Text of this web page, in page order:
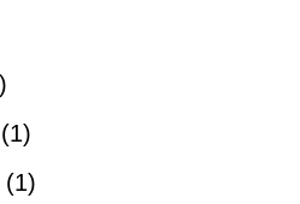
(1)
(1)